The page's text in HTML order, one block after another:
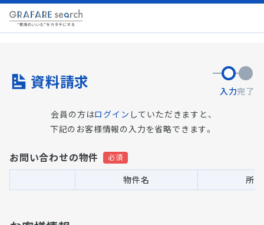
資料請求 入力完了
会員の方はログイン していただきますと、
下記のお客様情報の入力を省略できます。
お問い合わせの物件
物件名 所